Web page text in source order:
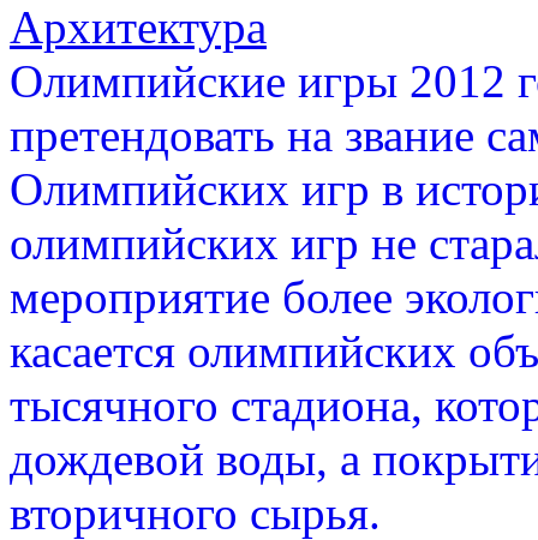
Архитектура
Олимпийские игры 2012
претендовать на звание
Олимпийских игр в
олимпийских игр не
мероприятие более
касается олимпийских
тысячного стадиона,
дождевой воды, а
вторичного сырья.